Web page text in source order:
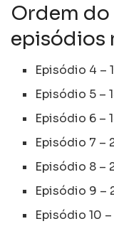
Ordem
episódios
Episódio 4 –
Episódio 5 –
Episódio 6 –
Episódio 7 –
Episódio 8 –
Episódio 9 –
Episódio 10